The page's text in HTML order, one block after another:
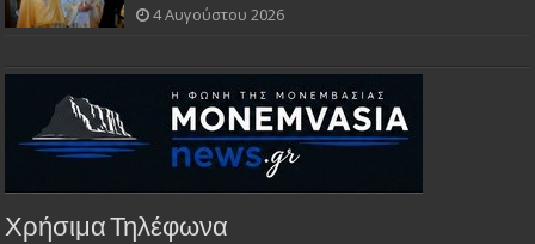
4 Αυγούστου 2026
Χρήσιμα Τηλέφωνα